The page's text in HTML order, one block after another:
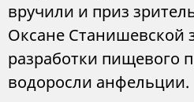
вручили и приз
Оксане Станишевской
разработки пищевого
водоросли анфельции.